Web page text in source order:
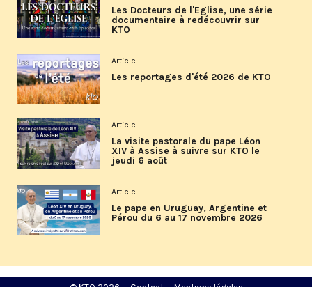
Les Docteurs de l'Église, une série
documentaire à redécouvrir sur
KTO
Article
Les reportages d'été 2026 de KTO
Article
La visite pastorale du pape Léon
XIV à Assise à suivre sur KTO le
jeudi 6 août
Article
Le pape en Uruguay, Argentine et
Pérou du 6 au 17 novembre 2026